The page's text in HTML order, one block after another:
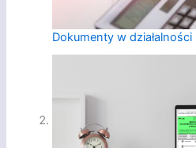
Dokumenty w